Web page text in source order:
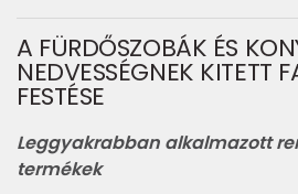
A FÜRDŐSZOBÁK ÉS
NEDVESSÉGNEK KITETT
FESTÉSE
Leggyakrabban alkalmazott
termékek